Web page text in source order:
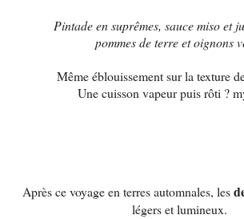
Pintade en suprêmes, sauce miso et
pommes de terre et oignons
Même éblouissement sur la texture
Une cuisson vapeur puis rôti ?
Après ce voyage en terres automnales, les
légers et lumineux.